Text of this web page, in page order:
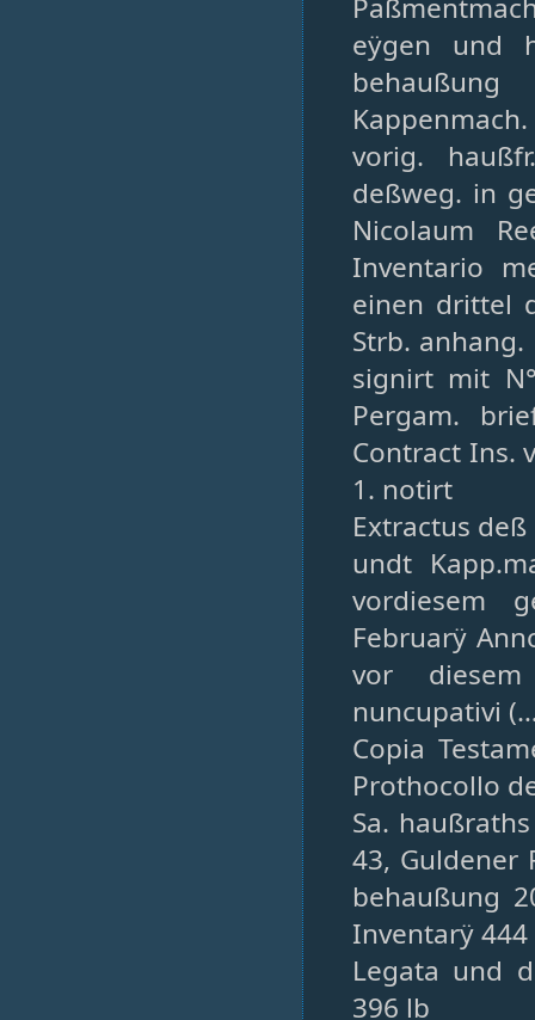
eÿgen und
vorig.
deßweg. in
Nicolaum
Inventario
einen drittel
Strb.
signirt mit
Pergam.
Contract Ins.
1. notirt
Extractus
undt
vordiesem
Februarÿ
vor
nuncupativi
Copia
Prothocollo
Sa.
43, Guldener
behaußung
Inventarÿ
Legata und
396 lb